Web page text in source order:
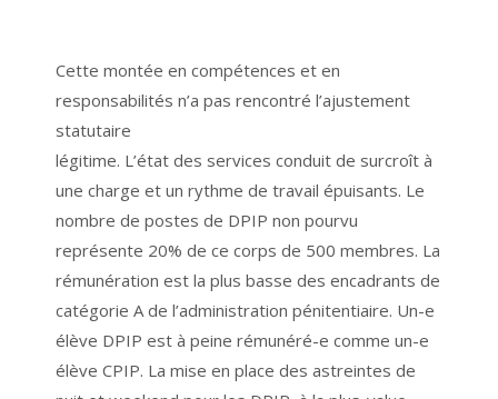
Cette montée en compétences et en
responsabilités n’a pas rencontré l’ajustement
statutaire
légitime. L’état des services conduit de surcroît à
une charge et un rythme de travail épuisants. Le
nombre de postes de DPIP non pourvu
représente 20% de ce corps de 500 membres. La
rémunération est la plus basse des encadrants de
catégorie A de l’administration pénitentiaire. Un-e
élève DPIP est à peine rémunéré-e comme un-e
élève CPIP. La mise en place des astreintes de